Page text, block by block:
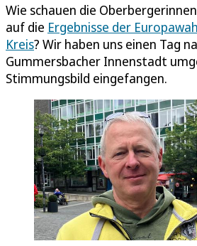
Wie schauen die
auf die Ergebnisse der
Kreis? Wir haben uns einen Tag
Gummersbacher Innenstadt
Stimmungsbild eingefangen.